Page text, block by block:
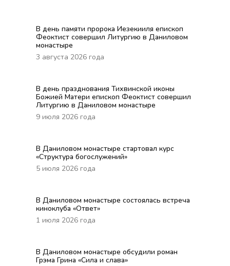
В день памяти пророка Иезекииля епископ
Феоктист совершил Литургию в Даниловом
монастыре
3 августа 2026 года
В день празднования Тихвинской иконы
Божией Матери епископ Феоктист совершил
Литургию в Даниловом монастыре
9 июля 2026 года
В Даниловом монастыре стартовал курс
«Структура богослужений»
5 июля 2026 года
В Даниловом монастыре состоялась встреча
киноклуба «Ответ»
1 июля 2026 года
В Даниловом монастыре обсудили роман
Грэма Грина «Сила и слава»